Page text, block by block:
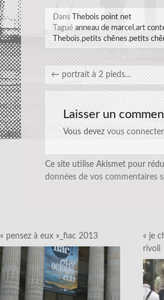
Dans
Thebois point net
Tagué anneau de marcel ,art
Thebois,petits chênes,petits
← portrait à 2 pieds…
Laisser un
Vous devez vous connecter
Ce site utilise Akismet pour
données de vos commentaires
« pensez à eux »_fiac 2013
« je
rivoli